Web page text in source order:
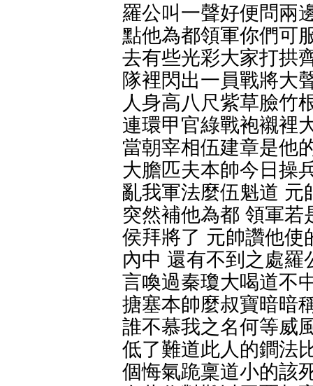
羅公叫一聲好便問兩
點他為都領軍你們可
去有些光彩大家打拱
隊裡閃出一員戰將大
人身高八尺紫草臉竹
連環甲官綠戰袍襯裡
當朝宰相伍建章是他
大膽匹夫本帥今日操
亂我軍法麼伍魁道 元
突然補他為都 領軍若
侯拜將了 元帥讚他使
內中 還有不到之處羅
言喚過秦瓊大喝道不
搪塞本帥麼叔寶暗暗
誰不慕我之名何等威
低了難道此人的鐧法
個悔氣跪稟道小的該